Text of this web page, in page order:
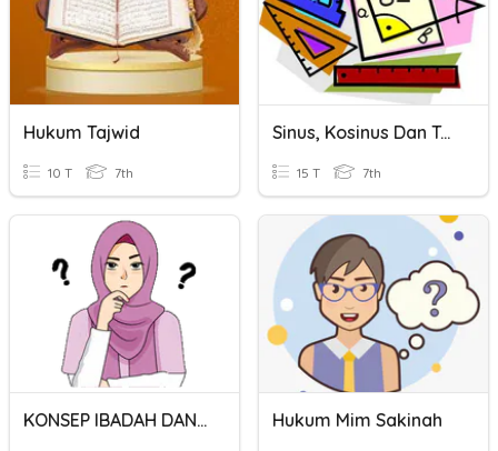
Hukum Tajwid
10 T 7th
Sinus, Kosinus Dan Tangen
15 T 7th
KONSEP IBADAH DAN JENIS HUKUM Hukum Mim Sakinah